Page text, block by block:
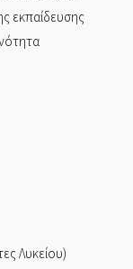
εκπαίδευσης
Λυκείου)